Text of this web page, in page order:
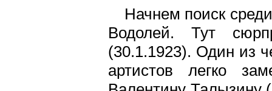
Начнем поиск
Водолей. Тут
(30.1.1923). Один из
артистов легко